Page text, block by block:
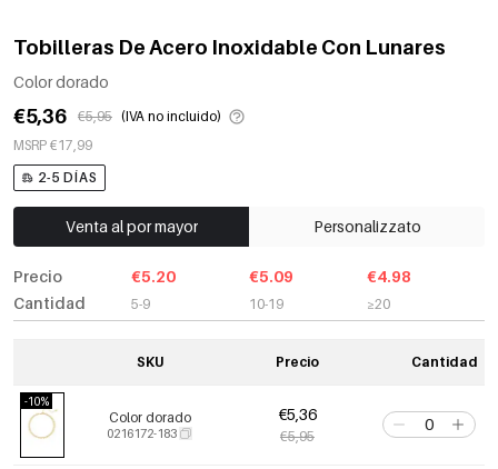
Tobilleras De Acero Inoxidable Con Lunares
Color dorado
€5,36 €5,95 (IVA no incluido)
MSRP €17,99
2-5 DÍAS
Venta al por mayor Personalizzato
Precio
Cantidad
€5.20
5-9
€5.09
10-19
€4.98
≥20
SKU Precio Cantidad
-10%
Color dorado
0216172-183
€5,36
€5,95